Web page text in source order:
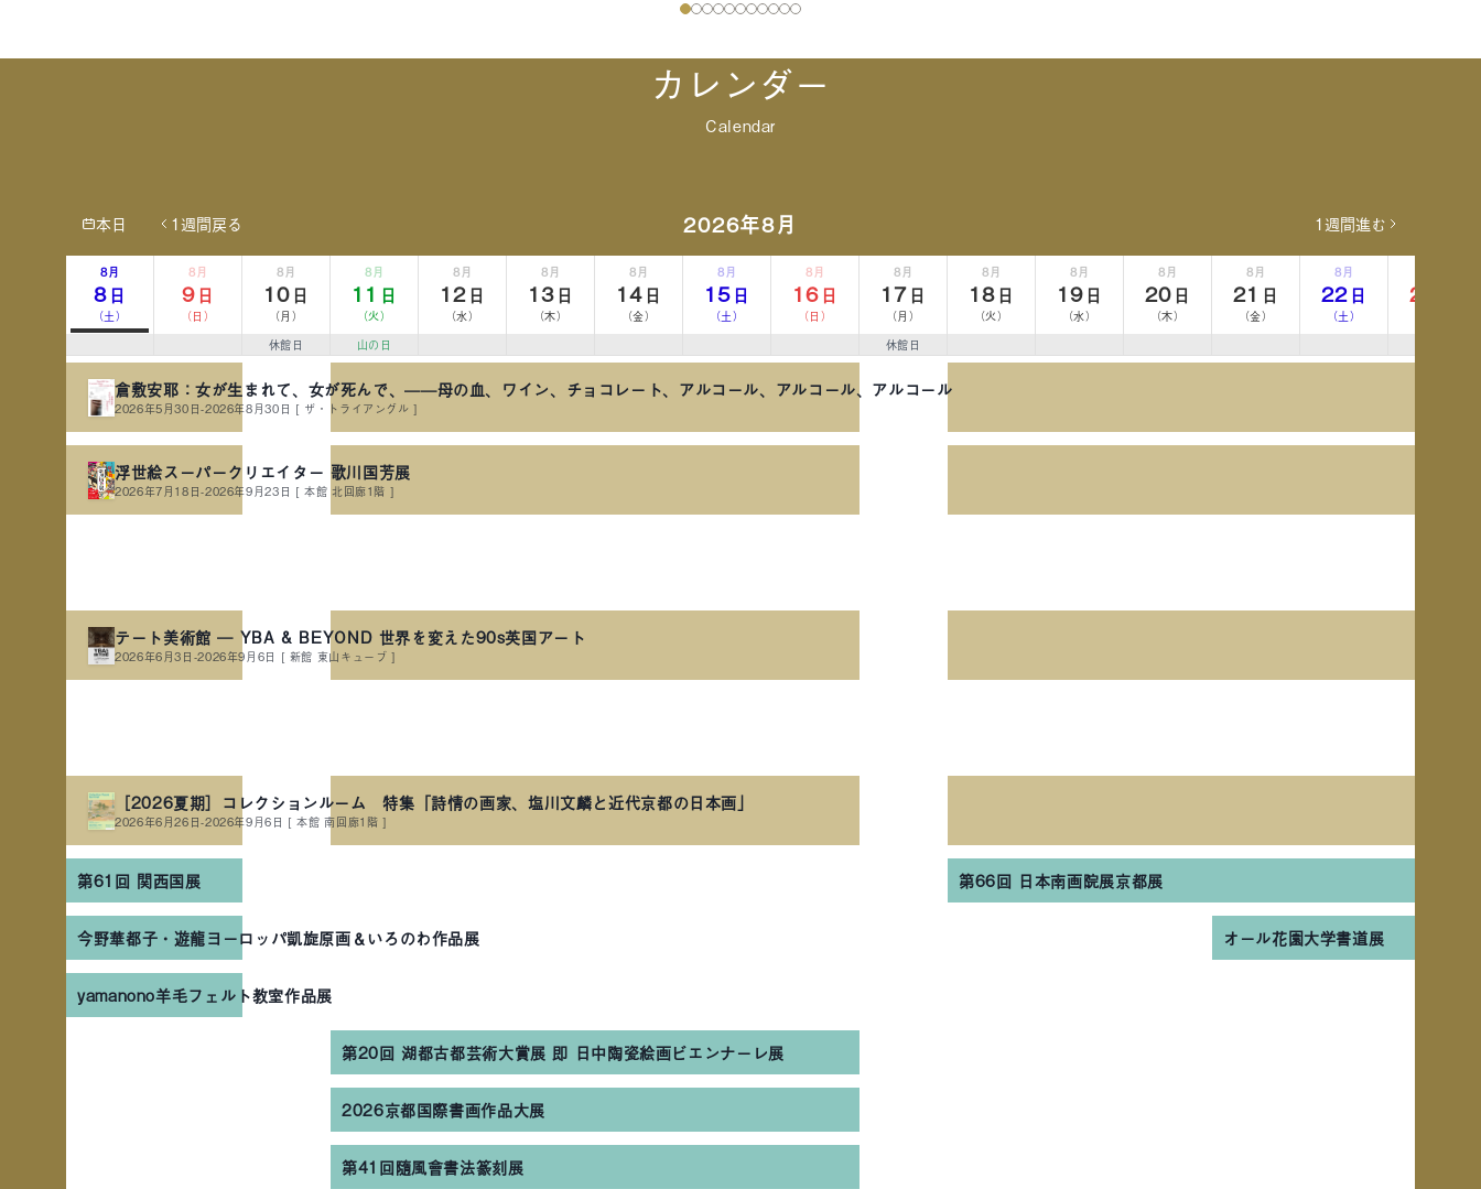
カレンダー
本日 1週間戻る 2026年8月 1週間進む
8月
8 日
（土）
8月
9 日
（日）
8月
10 日
（月）
休館日
8月
11 日
（火）
山の日
8月
12 日
（水）
8月
13 日
（木）
8月
14 日
（金）
8月
15 日
（土）
8月
16 日
（日）
8月
17 日
（月）
休館日
8月
18 日
（火）
8月
19 日
（水）
8月
20 日
（木）
8月
21 日
（金）
8月
22 日
（土）
23
倉敷安耶：女が生まれて、女が死んで、——母の血、ワイン、チョコレート、アルコール、アルコール、アルコール
2026年5月30日-2026年8月30日 [ ザ・トライアングル ]
浮世絵スーパークリエイター 歌川国芳展
2026年7月18日-2026年9月23日 [ 本館 北回廊1階 ]
テート美術館 ― YBA & BEYOND 世界を変えた90s英国アート
2026年6月3日-2026年9月6日 [ 新館 東山キューブ ]
［2026夏期］コレクションルーム 特集「詩情の画家、塩川文麟と近代京都の日本画」
2026年6月26日-2026年9月6日 [ 本館 南回廊1階 ]
第61回 関西国展 第66回 日本南画院展京都展
今野華都子・遊龍ヨーロッパ凱旋原画＆いろのわ作品展 オール花園大学書道展
yamanono羊毛フェルト教室作品展
第20回 湖都古都芸術大賞展 即 日中陶瓷絵画ビエンナーレ展
2026京都国際書画作品大展
第41回隨風會書法篆刻展